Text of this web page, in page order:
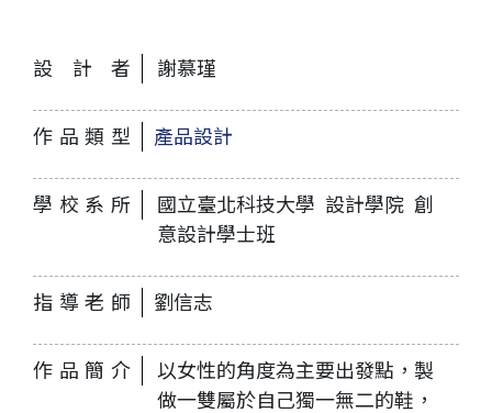
設計者 謝慕瑾
作品類型 產品設計
學校系所
國立臺北科技大學 設計學院 創
意設計學士班
指導老師 劉信志
作品簡介
以女性的角度為主要出發點，製
做一雙屬於自己獨一無二的鞋，